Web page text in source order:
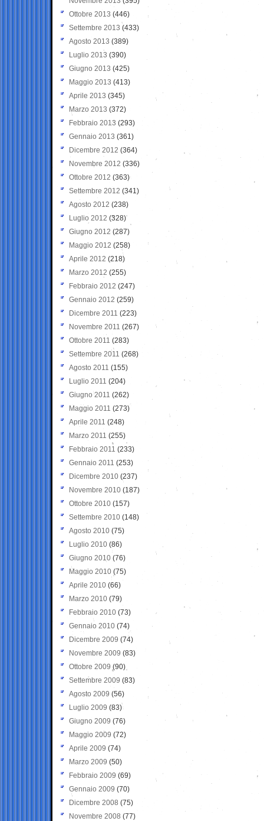
Ottobre 2013 (446)
Settembre 2013 (433)
Agosto 2013 (389)
Luglio 2013 (390)
Giugno 2013 (425)
Maggio 2013 (413)
Aprile 2013 (345)
Marzo 2013 (372)
Febbraio 2013 (293)
Gennaio 2013 (361)
Dicembre 2012 (364)
Novembre 2012 (336)
Ottobre 2012 (363)
Settembre 2012 (341)
Agosto 2012 (238)
Luglio 2012 (328)
Giugno 2012 (287)
Maggio 2012 (258)
Aprile 2012 (218)
Marzo 2012 (255)
Febbraio 2012 (247)
Gennaio 2012 (259)
Dicembre 2011 (223)
Novembre 2011 (267)
Ottobre 2011 (283)
Settembre 2011 (268)
Agosto 2011 (155)
Luglio 2011 (204)
Giugno 2011 (262)
Maggio 2011 (273)
Aprile 2011 (248)
Marzo 2011 (255)
Febbraio 2011 (233)
Gennaio 2011 (253)
Dicembre 2010 (237)
Novembre 2010 (187)
Ottobre 2010 (157)
Settembre 2010 (148)
Agosto 2010 (75)
Luglio 2010 (86)
Giugno 2010 (76)
Maggio 2010 (75)
Aprile 2010 (66)
Marzo 2010 (79)
Febbraio 2010 (73)
Gennaio 2010 (74)
Dicembre 2009 (74)
Novembre 2009 (83)
Ottobre 2009 (90)
Settembre 2009 (83)
Agosto 2009 (56)
Luglio 2009 (83)
Giugno 2009 (76)
Maggio 2009 (72)
Aprile 2009 (74)
Marzo 2009 (50)
Febbraio 2009 (69)
Gennaio 2009 (70)
Dicembre 2008 (75)
Novembre 2008 (77)